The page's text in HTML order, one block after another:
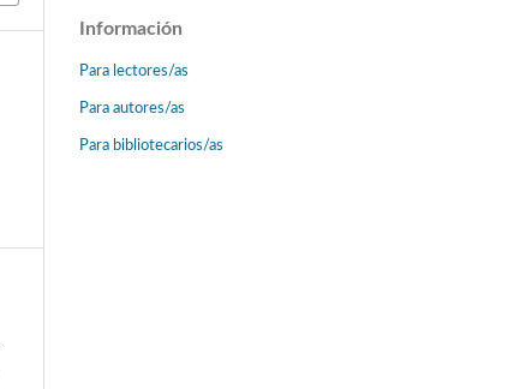
Información
Para lectores/as
Para autores/as
Para bibliotecarios/as